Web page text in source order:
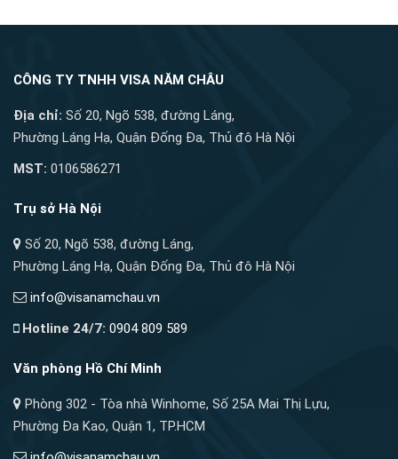
CÔNG TY TNHH VISA NĂM CHÂU
Địa chỉ: Số 20, Ngõ 538, đường Láng,
Phường Láng Hạ, Quận Đống Đa, Thủ đô Hà Nội
MST: 0106586271
Trụ sở Hà Nội
Số 20, Ngõ 538, đường Láng,
Phường Láng Hạ, Quận Đống Đa, Thủ đô Hà Nội
info@visanamchau.vn
Hotline 24/7: 0904 809 589
Văn phòng Hồ Chí Minh
Phòng 302 - Tòa nhà Winhome, Số 25A Mai Thị Lựu,
Phường Đa Kao, Quận 1, TP.HCM